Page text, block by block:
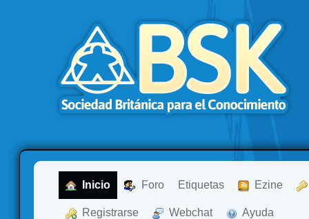
Inicio Foro Etiquetas Ezine
Registrarse Webchat Ayuda